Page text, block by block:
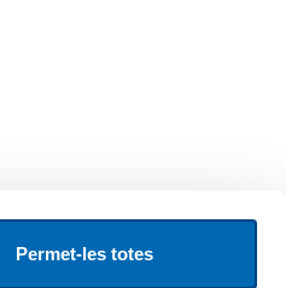
Permet-les totes